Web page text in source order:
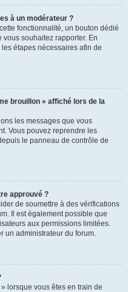
à un modérateur ?
fonctionnalité, un bouton dédié
souhaitez rapporter. En
étapes nécessaires afin de
brouillon » affiché lors de la
les messages que vous
Vous pouvez reprendre les
le panneau de contrôle de
approuvé ?
de soumettre à des vérifications
Il est également possible que
aux permissions limitées.
un administrateur du forum.
lorsque vous êtes en train de